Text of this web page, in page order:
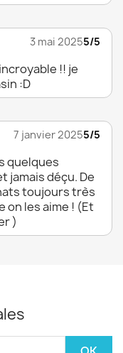
3 mai 20255/5
!! je
:D
7 janvier 20255/5
quelques
jamais déçu. De
toujours très
on les aime ! (Et
)